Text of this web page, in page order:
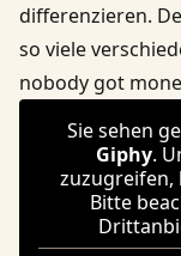
differenzieren.
so viele
nobody got
Sie sehen
Giphy.
zuzugreifen,
Bitte